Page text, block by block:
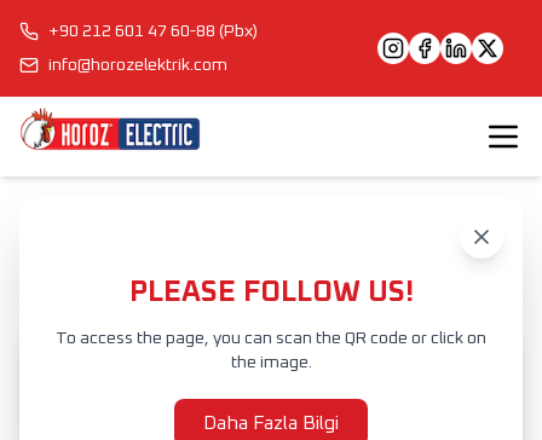
+90 212 601 47 60-88 (Pbx)
info@horozelektrik.com
PLEASE FOLLOW US!
To access the page, you can scan the QR code or click on
the image.
Daha Fazla Bilgi